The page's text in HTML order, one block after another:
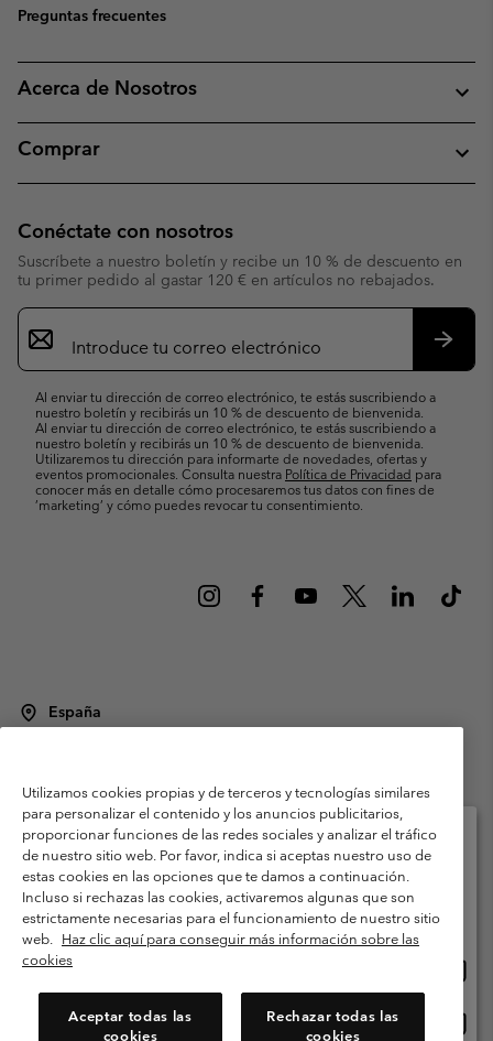
Preguntas frecuentes
Acerca de Nosotros
Comprar
Conéctate con nosotros
Suscríbete a nuestro boletín y recibe un 10 % de descuento en
tu primer pedido al gastar 120 € en artículos no rebajados.
Suscripción
de
correo
Al enviar tu dirección de correo electrónico, te estás suscribiendo a
nuestro boletín y recibirás un 10 % de descuento de bienvenida.
Al enviar tu dirección de correo electrónico, te estás suscribiendo a
nuestro boletín y recibirás un 10 % de descuento de bienvenida.
Utilizaremos tu dirección para informarte de novedades, ofertas y
eventos promocionales. Consulta nuestra Política de Privacidad para
conocer más en detalle cómo procesaremos tus datos con fines de
’marketing’ y cómo puedes revocar tu consentimiento.
España
Condiciones de uso
Terminos de Venta
Garantía
Política de Privacidad
Términos y condiciones del programa de miembros
Términos De Uso Del Contenido Generado Por Los Usuarios
Impressum
Cookies Public CBCR
Utilizamos cookies propias y de terceros y tecnologías similares
para personalizar el contenido y los anuncios publicitarios,
proporcionar funciones de las redes sociales y analizar el tráfico
de nuestro sitio web. Por favor, indica si aceptas nuestro uso de
estas cookies en las opciones que te damos a continuación.
Incluso si rechazas las cookies, activaremos algunas que son
estrictamente necesarias para el funcionamiento de nuestro sitio
web. Haz clic aquí para conseguir más información sobre las
cookies
Aceptar todas las
cookies
Rechazar todas las
cookies
Selecciona tu país e idioma envío
Compras en línea disponibles
línea
España